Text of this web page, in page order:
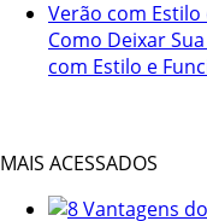
Como Deixar
com Estilo e
MAIS ACESSADOS